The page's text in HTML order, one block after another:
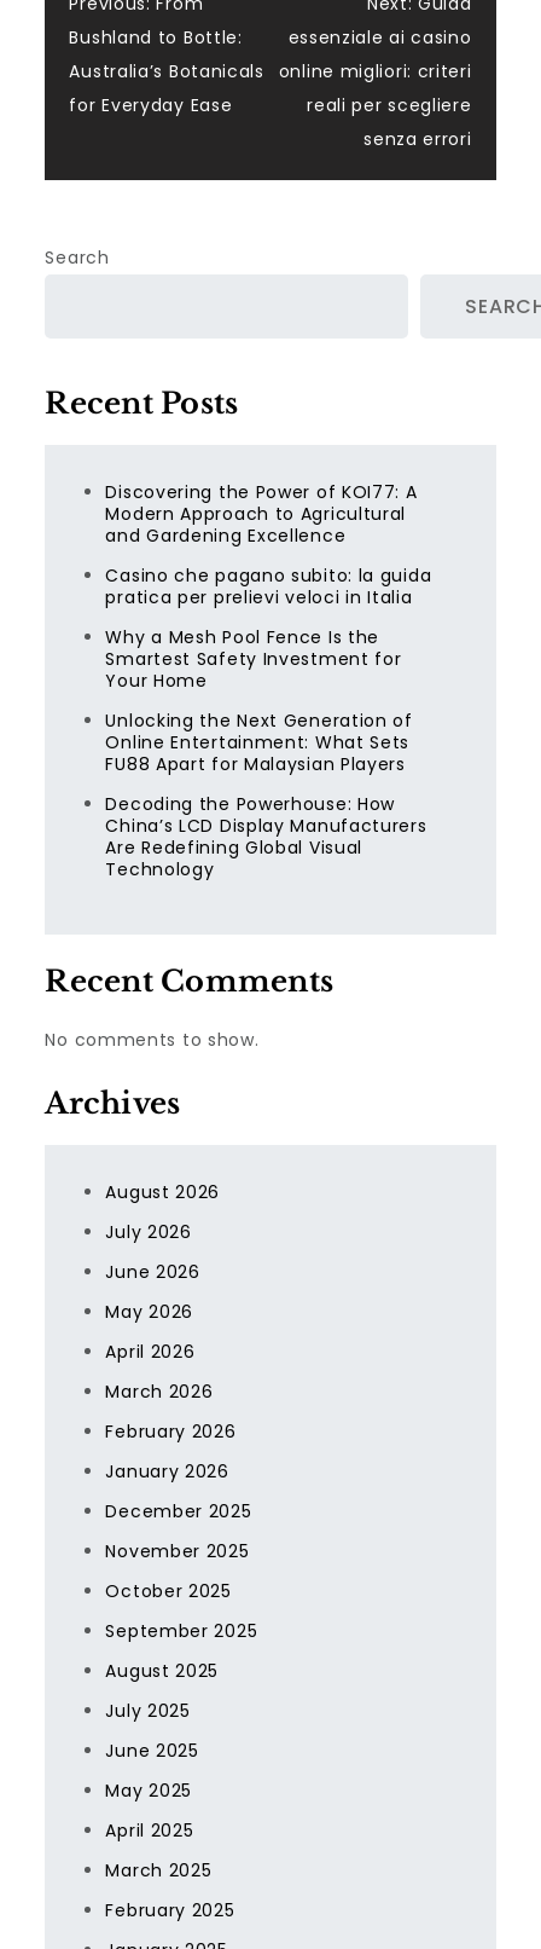
Post
navigation
Bushland to Bottle:
Australia’s Botanicals
for Everyday Ease
essenziale ai casino
online migliori: criteri
reali per scegliere
senza errori
Search
Recent Posts
Discovering the Power of KOI77: A
Modern Approach to Agricultural
and Gardening Excellence
Casino che pagano subito: la guida
pratica per prelievi veloci in Italia
Why a Mesh Pool Fence Is the
Smartest Safety Investment for
Your Home
Unlocking the Next Generation of
Online Entertainment: What Sets
FU88 Apart for Malaysian Players
Decoding the Powerhouse: How
China’s LCD Display Manufacturers
Are Redefining Global Visual
Technology
Recent Comments
No comments to show.
Archives
August 2026
July 2026
June 2026
May 2026
April 2026
March 2026
February 2026
January 2026
December 2025
November 2025
October 2025
September 2025
August 2025
July 2025
June 2025
May 2025
April 2025
March 2025
February 2025